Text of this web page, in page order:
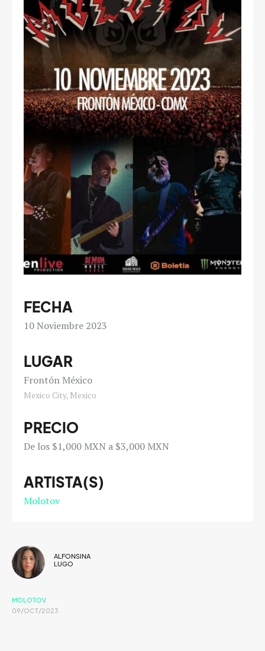
FECHA
10 Noviembre 2023
LUGAR
Frontón México
Mexico City, Mexico
PRECIO
De los $1,000 MXN a $3,000 MXN
ARTISTA(S)
Molotov
ALFONSINA
LUGO
MOLOTOV
09/OCT/2023